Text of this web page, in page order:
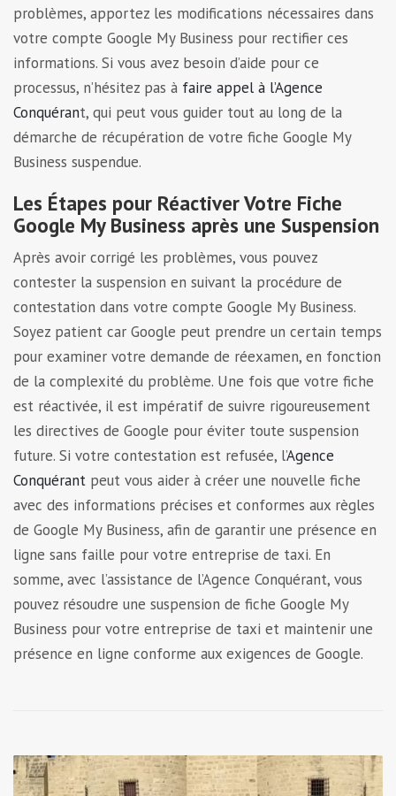
problèmes, apportez les modifications nécessaires dans
votre compte Google My Business pour rectifier ces
informations. Si vous avez besoin d’aide pour ce
processus, n’hésitez pas à faire appel à l’Agence
Conquérant, qui peut vous guider tout au long de la
démarche de récupération de votre fiche Google My
Business suspendue.
Les Étapes pour Réactiver Votre Fiche
Google My Business après une Suspension
Après avoir corrigé les problèmes, vous pouvez
contester la suspension en suivant la procédure de
contestation dans votre compte Google My Business.
Soyez patient car Google peut prendre un certain temps
pour examiner votre demande de réexamen, en fonction
de la complexité du problème. Une fois que votre fiche
est réactivée, il est impératif de suivre rigoureusement
les directives de Google pour éviter toute suspension
future. Si votre contestation est refusée, l’Agence
Conquérant peut vous aider à créer une nouvelle fiche
avec des informations précises et conformes aux règles
de Google My Business, afin de garantir une présence en
ligne sans faille pour votre entreprise de taxi. En
somme, avec l’assistance de l’Agence Conquérant, vous
pouvez résoudre une suspension de fiche Google My
Business pour votre entreprise de taxi et maintenir une
présence en ligne conforme aux exigences de Google.